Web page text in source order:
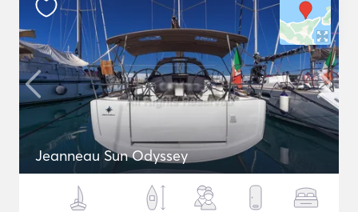
Jeanneau Sun Odyssey